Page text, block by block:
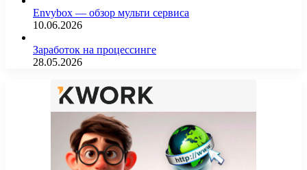
Envybox — обзор мульти сервиса
10.06.2026
Заработок на процессинге
28.05.2026